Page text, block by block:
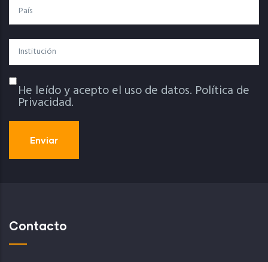
País
Institución
Política De Privacidad
He leído y acepto el uso de datos. Política de
Privacidad.
Contacto